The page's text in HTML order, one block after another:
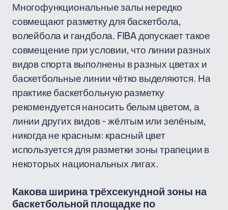
Многофункциональные залы нередко
совмещают разметку для баскетбола,
волейбола и гандбола. FIBA допускает такое
совмещение при условии, что линии разных
видов спорта выполнены в разных цветах и
баскетбольные линии чётко выделяются. На
практике баскетбольную разметку
рекомендуется наносить белым цветом, а
линии других видов - жёлтым или зелёным,
никогда не красным: красный цвет
используется для разметки зоны трапеции в
некоторых национальных лигах.
Какова ширина трёхсекундной зоны на
баскетбольной площадке по